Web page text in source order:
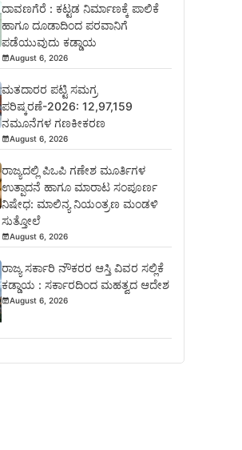
ದಾವಣಗೆರೆ : ಕಟ್ಟಡ ನಿರ್ಮಾಣಕ್ಕೆ ಪಾಲಿಕೆ
ಹಾಗೂ ದೂಡಾದಿಂದ ಪರವಾನಿಗೆ
ಪಡೆಯುವುದು ಕಡ್ಡಾಯ
August 6, 2026
ಮತದಾರರ ಪಟ್ಟಿ ಸಮಗ್ರ
ಪರಿಷ್ಕರಣೆ-2026: 12,97,159
ನಮೂನೆಗಳ ಗಣಕೀಕರಣ
August 6, 2026
ರಾಜ್ಯದಲ್ಲಿ ಪಿಒಪಿ ಗಣೇಶ ಮೂರ್ತಿಗಳ
ಉತ್ಪಾದನೆ ಹಾಗೂ ಮಾರಾಟ ಸಂಪೂರ್ಣ
ನಿಷೇಧ: ಮಾಲಿನ್ಯ ನಿಯಂತ್ರಣ ಮಂಡಳಿ
ಸುತ್ತೋಲೆ
August 6, 2026
ರಾಜ್ಯ ಸರ್ಕಾರಿ ನೌಕರರ ಆಸ್ತಿ ವಿವರ ಸಲ್ಲಿಕೆ
ಕಡ್ಡಾಯ : ಸರ್ಕಾರದಿಂದ ಮಹತ್ವದ ಆದೇಶ
August 6, 2026